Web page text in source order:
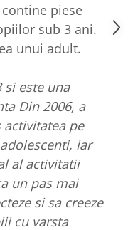
piese
sub 3 ani.
unui adult.
si este una
Din 2006, a
pe
iar
al activitatii
un pas mai
si sa creeze
cu varsta